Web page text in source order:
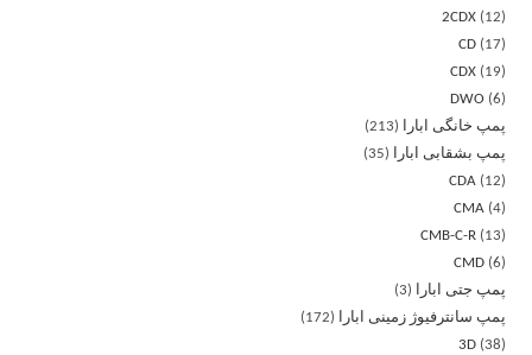
2CDX
12
CD
17
CDX
19
DWO
6
پمپ خانگی ابارا
213
پمپ بشقابی ابارا
35
CDA
12
CMA 4
CMB-C-R
13
CMD 6
پمپ جتی ابارا
3
پمپ سانترفیوژ زمینی ابارا
172
3D 38